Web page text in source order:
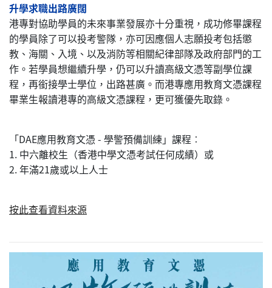
升學求職出路廣闊
港專對協助學員的未來事業發展亦十分重視，成功修畢課程
的學員除了可以投考警隊，亦可因應個人志願投考包括懲
教、海關、入境、以及消防等相關紀律部隊及政府部門的工
作。若學員想繼續升學，仍可以升讀高級文憑等副學位課
程，再銜接學士學位，出路甚廣。而港專應用教育文憑課程
畢業生報讀港專的高級文憑課程，更可獲優先取錄。
「DAE應用教育文憑 - 學警預備訓練」課程︰
1. 中六離校生（香港中學文憑考試任何成績）或
2. 年滿21歲或以上人士
按此查看資料來源